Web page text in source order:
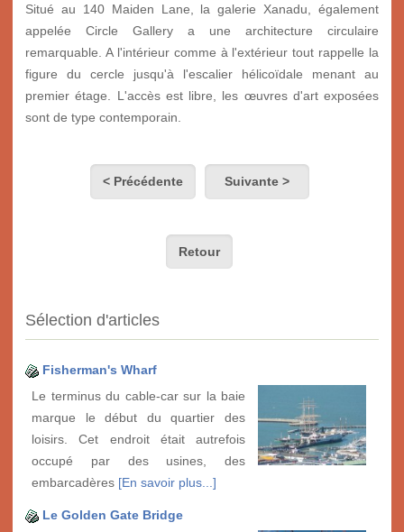
Situé au 140 Maiden Lane, la galerie Xanadu, également
appelée Circle Gallery a une architecture circulaire
remarquable. A l'intérieur comme à l'extérieur tout rappelle la
figure du cercle jusqu'à l'escalier hélicoïdale menant au
premier étage. L'accès est libre, les œuvres d'art exposées
sont de type contemporain.
< Précédente Suivante >
Retour
Sélection d'articles
Fisherman's Wharf
Le terminus du cable-car sur la baie
marque le début du quartier des
loisirs. Cet endroit était autrefois
occupé par des usines, des
embarcadères [En savoir plus...]
Le Golden Gate Bridge